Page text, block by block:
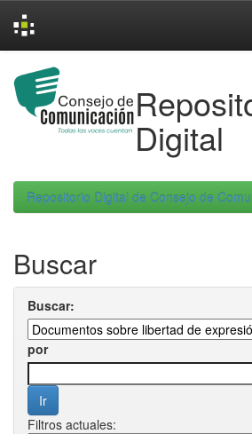
navigation
Digital
Repositorio Digital de Consejo de
Buscar
Buscar:
por
Filtros actuales: